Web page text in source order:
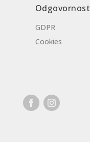
Odgovornost
GDPR
Cookies